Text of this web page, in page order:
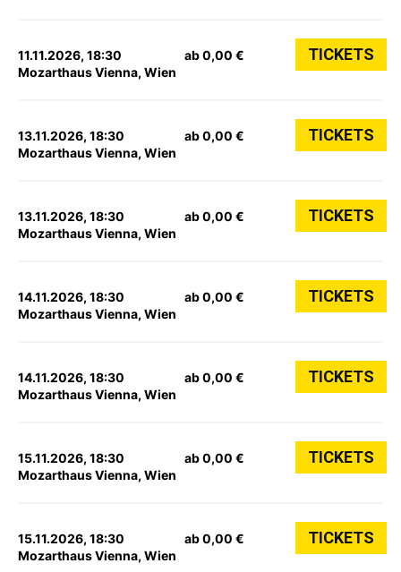
11.11.2026, 18:30
Mozarthaus Vienna, Wien
ab 0,00 € TICKETS
13.11.2026, 18:30
Mozarthaus Vienna, Wien
ab 0,00 € TICKETS
13.11.2026, 18:30
Mozarthaus Vienna, Wien
ab 0,00 € TICKETS
14.11.2026, 18:30
Mozarthaus Vienna, Wien
ab 0,00 € TICKETS
14.11.2026, 18:30
Mozarthaus Vienna, Wien
ab 0,00 € TICKETS
15.11.2026, 18:30
Mozarthaus Vienna, Wien
ab 0,00 € TICKETS
15.11.2026, 18:30
Mozarthaus Vienna, Wien
ab 0,00 € TICKETS